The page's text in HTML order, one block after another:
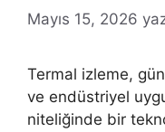
Mayıs 15, 2026
Termal izleme,
ve endüstriyel
niteliğinde bir